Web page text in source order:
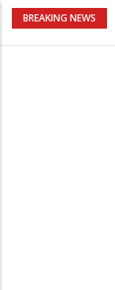
BREAKING NEWS